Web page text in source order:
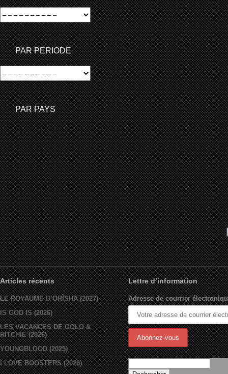
PAR PERIODE
PAR PAYS
Articles récents
LE ROYAUME D’ORÏSHA (2027)
IS GOD IS (2026)
LES VACANCES DE GOLO &
RITCHIE (2026)
YOUNGBLOOD (2025)
I LOVE BOOSTERS (2026)
Lettre d’information
Adresse de courrier